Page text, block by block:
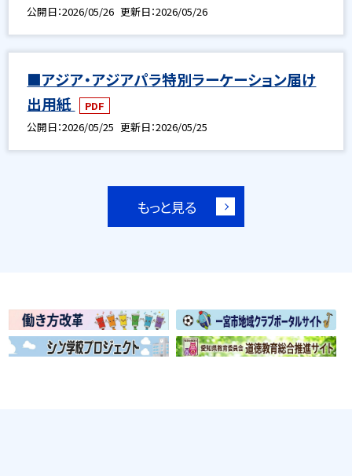
公開日 2026/05/26 更新日 2026/05/26
■アジア・アジアパラ特別ラーケーション届け
出用紙
PDF
公開日 2026/05/25 更新日 2026/05/25
もっと見る